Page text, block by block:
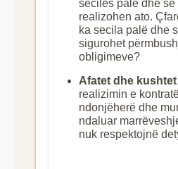
secilës palë dhe se
realizohen ato.
ka secila palë dhe
sigurohet
obligimeve?
Afatet dhe kushtet
realizimin e
ndonjëherë dhe
ndaluar
nuk respektojnë